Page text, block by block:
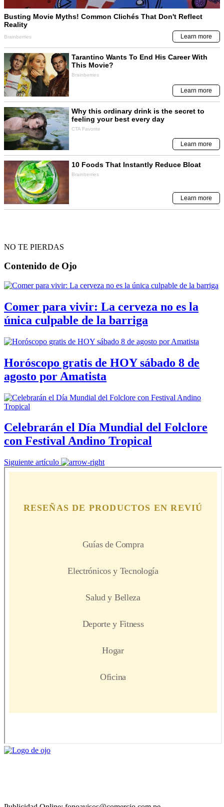
NO TE PIERDAS
Contenido de Ojo
Comer para vivir: La cerveza no es la
única culpable de la barriga
Horóscopo gratis de HOY sábado 8 de
agosto por Amatista
Celebrarán el Día Mundial del Folclore
con Festival Andino Tropical
Siguiente artículo